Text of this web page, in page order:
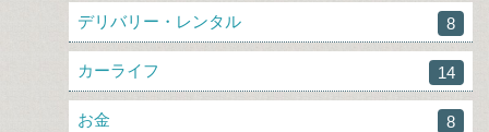
デリバリー・レンタル 8
カーライフ 14
お金 8